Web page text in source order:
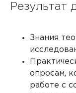
Результат
Знания
опросам,
работе с